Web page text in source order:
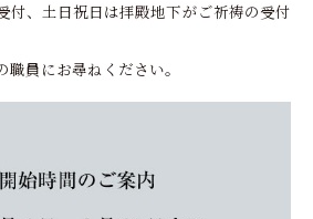
付、土日祝日は拝殿地下がご祈祷の受付
員にお尋ねください。